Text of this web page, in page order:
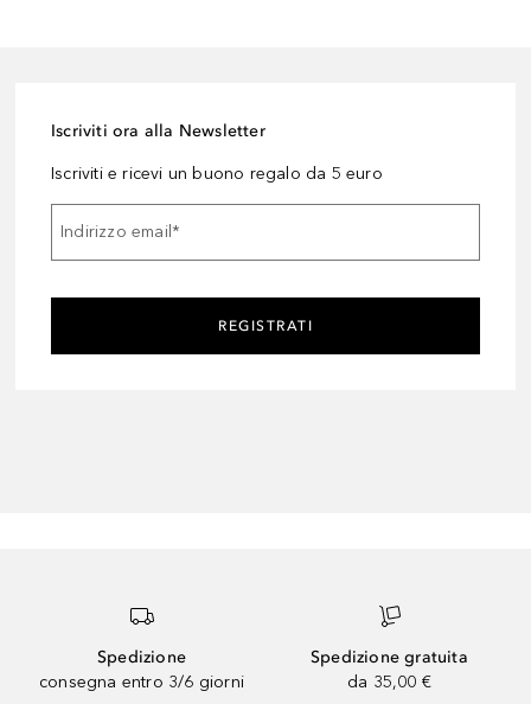
Iscriviti ora alla Newsletter
Iscriviti e ricevi un buono regalo da 5 euro
Indirizzo email*
REGISTRATI
Spedizione
consegna entro 3/6 giorni
Spedizione gratuita
da 35,00 €